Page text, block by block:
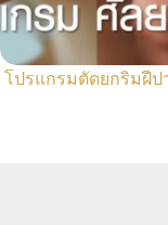
โปรแกรมตัดยกริมฝีป